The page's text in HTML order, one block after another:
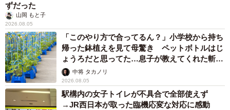
ずだった
山岡 もと子
2026.08.05
「このやり方で合ってるん？」小学校から持ち
帰った鉢植えを見て母驚き ペットボトルはじ
ょうろだと思ってた…息子が教えてくれた斬新
な水やりとは
中将 タカノリ
2026.08.05
駅構内の女子トイレが不具合で全部使えず
→JR西日本が取った臨機応変な対応に感動